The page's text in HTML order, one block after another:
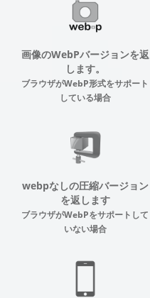
画像のWebPバージョンを返
します。
ブラウザがWebP形式をサポート
している場合
webpなしの圧縮バージョン
を返します
ブラウザがWebPをサポートして
いない場合